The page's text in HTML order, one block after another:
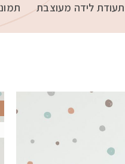
תעודת לידה מעוצבת